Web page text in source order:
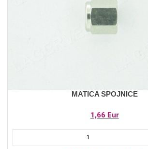
MATICA SPOJNICE
1,66 Eur